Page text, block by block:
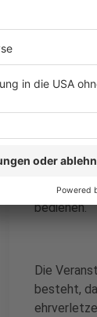
6.
Die
bedienen.
Die
besteht,